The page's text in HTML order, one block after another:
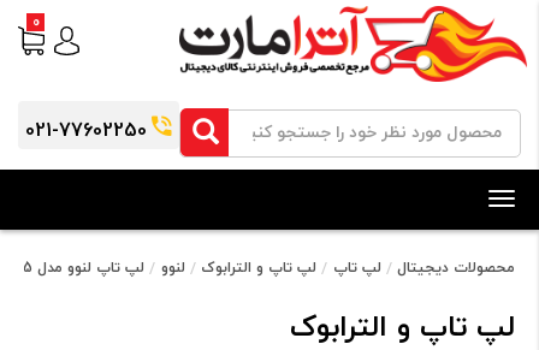
021-77602250
0
Toggle
navigation
محصولات دیجیتال لپ تاپ لپ تاپ و الترابوک لنوو لپ تاپ لنوو مدل V15 گرافیک VEGA2
لپ تاپ و الترابوک